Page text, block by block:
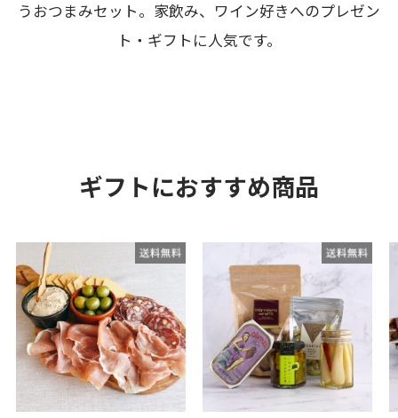
うおつまみセット。家飲み、ワイン好きへのプレゼン
ト・ギフトに人気です。
ギフトにおすすめ商品